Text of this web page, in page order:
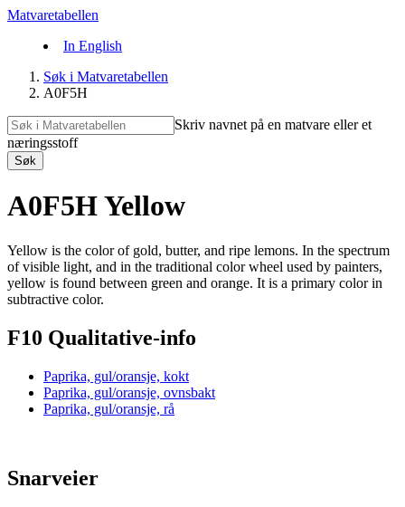
Matvaretabellen
In English
Søk i Matvaretabellen
A0F5H
Skriv navnet på en matvare eller et
næringsstoff
Søk
A0F5H Yellow
Yellow is the color of gold, butter, and ripe lemons. In the spectrum
of visible light, and in the traditional color wheel used by painters,
yellow is found between green and orange. It is a primary color in
subtractive color.
F10 Qualitative-info
Paprika, gul/oransje, kokt
Paprika, gul/oransje, ovnsbakt
Paprika, gul/oransje, rå
Snarveier